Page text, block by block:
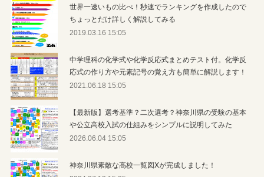
世界一速いもの比べ！秒速でランキングを作成したので
ちょっとだけ詳しく解説してみる
2019.03.16 15:05
中学理科の化学式や化学反応式まとめテスト付。化学反
応式の作り方や元素記号の覚え方も簡単に解説します！
2021.06.18 15:05
【最新版】選考基準？二次選考？神奈川県の受験の基本
や公立高校入試の仕組みをシンプルに説明してみた
2026.06.04 15:05
神奈川県素敵な高校一覧図Xが完成しました！